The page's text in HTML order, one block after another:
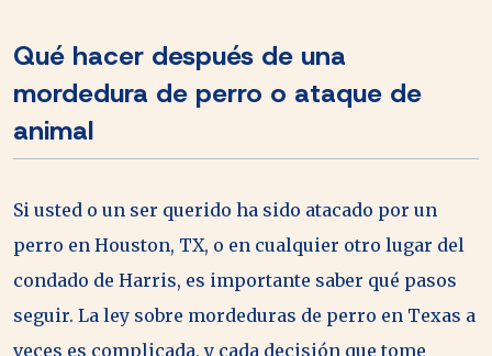
Qué hacer después de una
mordedura de perro o ataque de
animal
Si usted o un ser querido ha sido atacado por un
perro en Houston, TX, o en cualquier otro lugar del
condado de Harris, es importante saber qué pasos
seguir. La ley sobre mordeduras de perro en Texas a
veces es complicada, y cada decisión que tome